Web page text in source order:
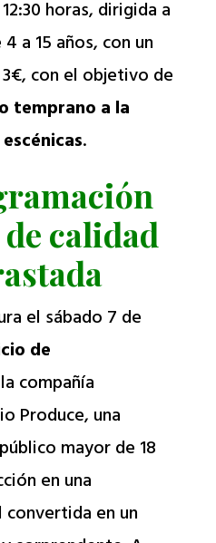
horas, dirigida a
a 15 años, con un
con el objetivo de
temprano a la
.
calidad
el sábado 7 de
de
compañía
Produce, una
mayor de 18
en una
en un